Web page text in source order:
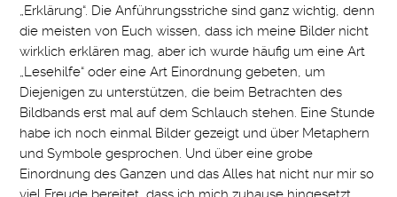
„Erklärung“. Die Anführungsstriche sind ganz wichtig, denn
die meisten von Euch wissen, dass ich meine Bilder nicht
wirklich erklären mag, aber ich wurde häufig um eine Art
„Lesehilfe“ oder eine Art Einordnung gebeten, um
Diejenigen zu unterstützen, die beim Betrachten des
Bildbands erst mal auf dem Schlauch stehen. Eine Stunde
habe ich noch einmal Bilder gezeigt und über Metaphern
und Symbole gesprochen. Und über eine grobe
Einordnung des Ganzen und das Alles hat nicht nur mir so